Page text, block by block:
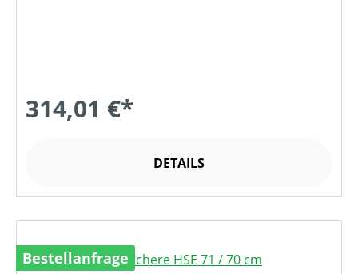
314,01 €*
DETAILS
Bestellanfrage